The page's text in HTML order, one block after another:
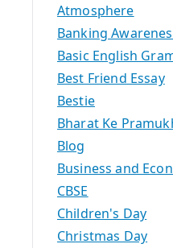
Atmosphere
Banking
Basic English
Best Friend Essay
Bestie
Bharat Ke
Blog
Business and
CBSE
Children's Day
Christmas Day